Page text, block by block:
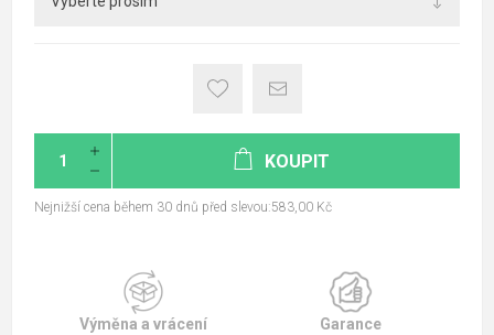
KOUPIT
Nejnižší cena během 30 dnů před slevou:583,00 Kč
Výměna a vrácení
Garance